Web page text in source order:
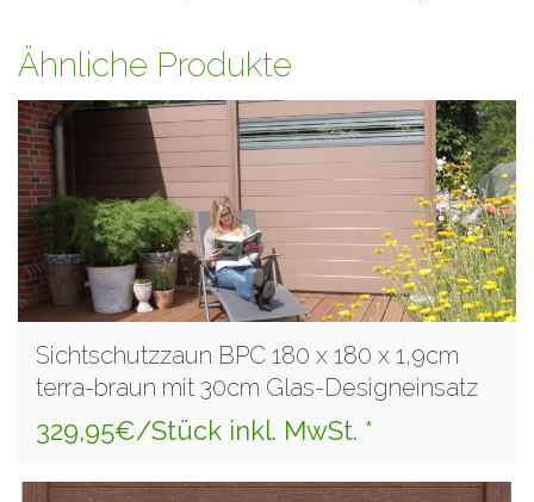
Ähnliche Produkte
Sichtschutzzaun BPC 180 x 180 x 1,9cm
terra-braun mit 30cm Glas-Designeinsatz
329,95€/Stück inkl. MwSt. *